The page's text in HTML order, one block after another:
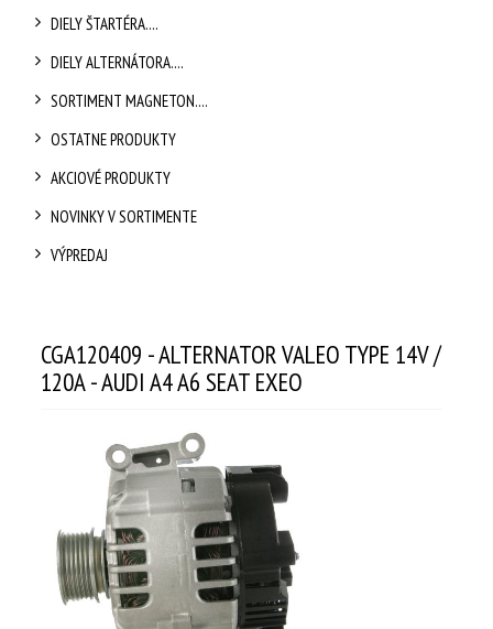
DIELY ŠTARTÉRA....
DIELY ALTERNÁTORA....
SORTIMENT MAGNETON....
OSTATNE PRODUKTY
AKCIOVÉ PRODUKTY
NOVINKY V SORTIMENTE
VÝPREDAJ
CGA120409 - ALTERNATOR VALEO TYPE 14V /
120A - AUDI A4 A6 SEAT EXEO